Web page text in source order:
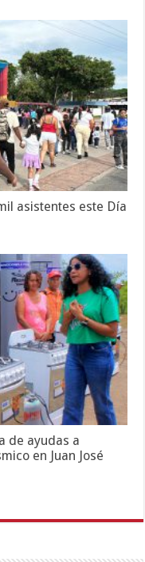
asistentes este Día
de ayudas a
en Juan José